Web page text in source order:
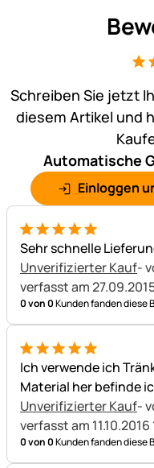
3
Schreiben Sie jetzt
diesem Artikel und
Automatische
Einloggen
5 von 5
Sehr schnelle
Unverifizierter Kauf-
verfasst am
0 von 0Kunden fanden diese
5 von 5
Ich verwende ich
Material her befinde
Unverifizierter Kauf-
verfasst am 11.10.2016
0 von 0Kunden fanden diese